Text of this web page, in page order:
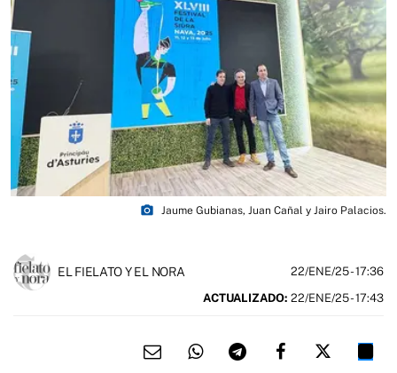
photo_camera Jaume Gubianas, Juan Cañal y Jairo Palacios.
EL FIELATO Y EL NORA 22/ENE/25- 17:36
ACTUALIZADO: 22/ENE/25 - 17:43